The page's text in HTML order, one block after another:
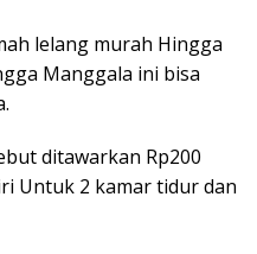
lelang murah Hingga
Manggala ini bisa
ditawarkan Rp200
Untuk 2 kamar tidur dan